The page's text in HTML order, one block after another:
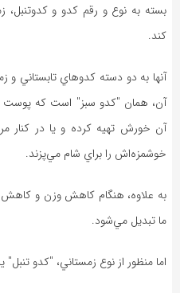
بسته به نوع و رقم کدو و کدوتنبل،
کند.
آنها به دو دسته كدوهاي تابستاني و
آن، همان "كدو سبز" است كه پوست
آن خورش تهيه كرده و يا در كنار
خوشمزه‌اش را براي شام مي‌پزند.
به علاوه، هنگام كاهش وزن و کاهش
ما تبديل مي‌شود.
اما منظور از نوع زمستاني، "كدو